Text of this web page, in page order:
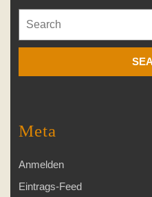
for:
Meta
Anmelden
Eintrags-Feed